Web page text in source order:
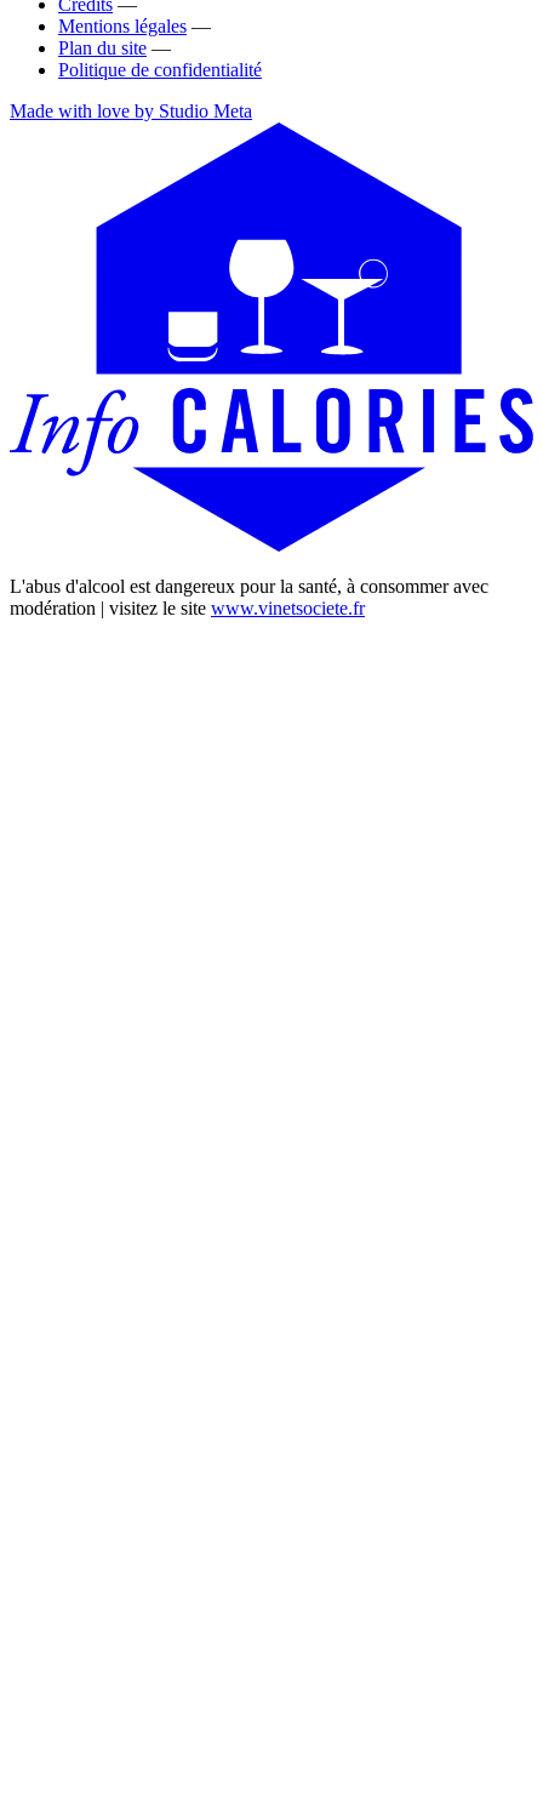
Mentions légales —
Plan du site —
Politique de confidentialité
Made with love by Studio Meta
L'abus d'alcool est dangereux pour la santé, à consommer avec
modération | visitez le site www.vinetsociete.fr